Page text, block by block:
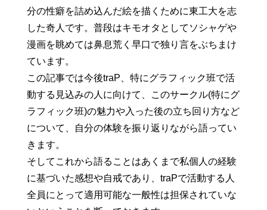
分の性癖を詰め込んだ絵を描くために東工大を志
した奇人です。普段はキモオタとしてソシャゲや
漫画を眺めては鼻息荒く早口で独り言をぶちまけ
ています。
この記事では今後traP、特にグラフィック班で活
動する見込みの人に向けて、このサークル(特にグ
ラフィック班)の魅力や入った後の立ち回り方など
について、自分の体験を振り返りながら語ってい
きます。
そしてこれから語ることはあくまで私個人の経験
に基づいた感想や自戒であり、traPで活動する人
全員にとって適用可能な一般性は担保されていな